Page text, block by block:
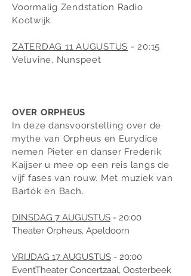
Voormalig Zendstation Radio
Kootwijk
ZATERDAG 11 AUGUSTUS - 20:15
Veluvine, Nunspeet
OVER ORPHEUS
In deze dansvoorstelling over de
mythe van Orpheus en Eurydice
nemen Pieter en danser Frederik
Kaijser u mee op een reis langs de
vijf fases van rouw. Met muziek van
Bartók en Bach.
DINSDAG 7 AUGUSTUS - 20:00
Theater Orpheus, Apeldoorn
VRIJDAG 17 AUGUSTUS - 20:00
EventTheater Concertzaal, Oosterbeek